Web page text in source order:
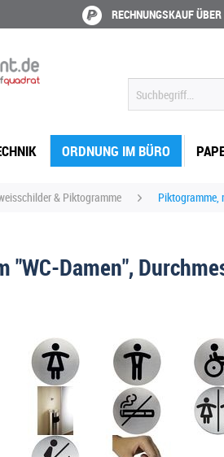
RECHNUNGSKAUF
ORDNUNG IM BÜRO
& Piktogramme Piktogramme,
"WC-Damen",